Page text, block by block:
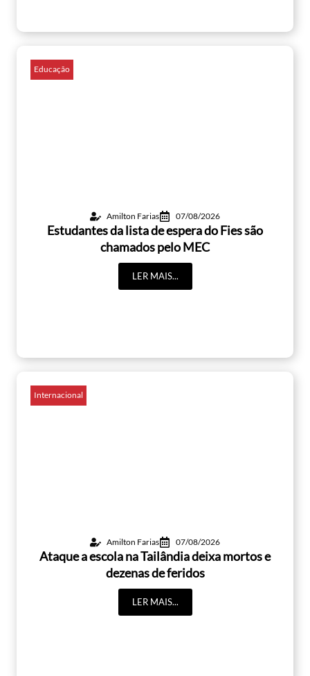
Educação
Amilton Farias 07/08/2026
Estudantes da lista de espera do Fies são
chamados pelo MEC
LER MAIS...
Internacional
Amilton Farias 07/08/2026
Ataque a escola na Tailândia deixa mortos e
dezenas de feridos
LER MAIS...